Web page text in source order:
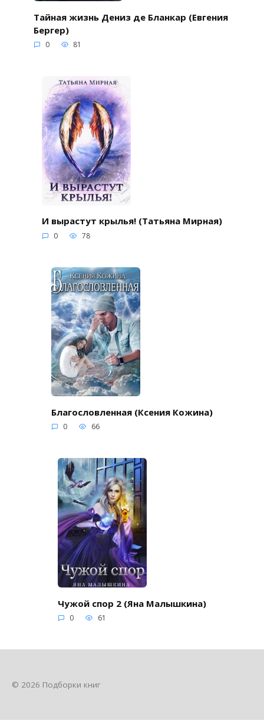
Тайная жизнь Дениз де Бланкар (Евгения
Бергер)
0 81
И вырастут крылья! (Татьяна Мирная)
0 78
Благословленная (Ксения Кожина)
0 66
Чужой спор 2 (Яна Малышкина)
0 61
© 2026 Подборки книг